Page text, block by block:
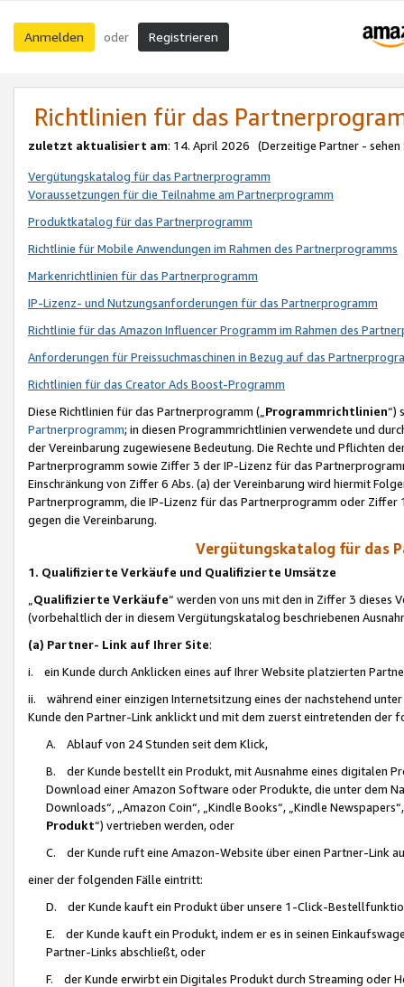
Anmelden oder Registrieren
Richtlinien für das
zuletzt aktualisiert am: 14. April 2026 (Derzeitige Partner - sehen
Vergütungskatalog für das Partnerprogramm
Voraussetzungen für die Teilnahme am Partnerprogramm
Produktkatalog für das Partnerprogramm
Richtlinie für Mobile Anwendungen im Rahmen des Partnerprogramms
Markenrichtlinien für das Partnerprogramm
IP-Lizenz- und Nutzungsanforderungen für das Partnerprogramm
Richtlinie für das Amazon Influencer Programm im Rahmen des
Anforderungen für Preissuchmaschinen in Bezug auf das
Richtlinien für das Creator Ads Boost-Programm
Diese Richtlinien für das Partnerprogramm („Programmrichtlinien“)
Partnerprogramm; in diesen Programmrichtlinien verwendete und
der Vereinbarung zugewiesene Bedeutung. Die Rechte und Pflichten
Partnerprogramm sowie Ziffer 3 der IP-Lizenz für das
Einschränkung von Ziffer 6 Abs. (a) der Vereinbarung wird hiermit
Partnerprogramm, die IP-Lizenz für das Partnerprogramm oder
gegen die Vereinbarung.
Vergütungskatalog für das
1. Qualifizierte Verkäufe und Qualifizierte Umsätze
Qualifizierte Verkäufe“ werden von uns mit den in Ziffer 3
(vorbehaltlich der in diesem Vergütungskatalog beschriebenen
(a) Partner- Link auf Ihrer Site:
i. ein Kunde durch Anklicken eines auf Ihrer Website platzierten
ii. während einer einzigen Internetsitzung eines der nachstehend
Kunde den Partner-Link anklickt und mit dem zuerst eintretenden der
A. Ablauf von 24 Stunden seit dem Klick,
B. der Kunde bestellt ein Produkt, mit Ausnahme eines digitalen
Download einer Amazon Software oder Produkte, die unter dem
Downloads“, „Amazon Coin“, „Kindle Books“, „Kindle
Produkt“) vertrieben werden, oder
C. der Kunde ruft eine Amazon-Website über einen Partner-Link
einer der folgenden Fälle eintritt:
D. der Kunde kauft ein Produkt über unsere 1-Click-
E. der Kunde kauft ein Produkt, indem er es in seinen
Partner-Links abschließt, oder
F. der Kunde erwirbt ein Digitales Produkt durch Streaming oder